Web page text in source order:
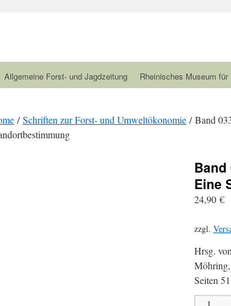
Allgemeine Forst- und Jagdzeitung Rheinisches Museum für
/Schriften zur Forst- und Umweltökonomie / Band
Eine
24,90 €
zzgl.
Hrsg.
Seiten